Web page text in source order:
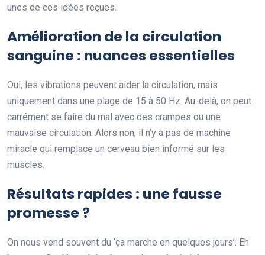
unes de ces idées reçues.
Amélioration de la circulation
sanguine : nuances essentielles
Oui, les vibrations peuvent aider la circulation, mais
uniquement dans une plage de 15 à 50 Hz. Au-delà, on peut
carrément se faire du mal avec des crampes ou une
mauvaise circulation. Alors non, il n’y a pas de machine
miracle qui remplace un cerveau bien informé sur les
muscles.
Résultats rapides : une fausse
promesse ?
On nous vend souvent du ‘ça marche en quelques jours’. Eh